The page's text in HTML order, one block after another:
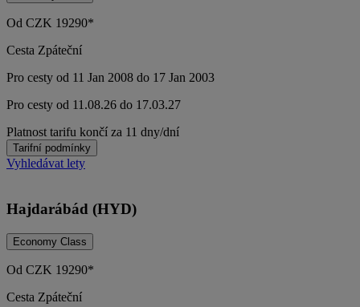
Od CZK 19290*
Cesta Zpáteční
Pro cesty od 11 Jan 2008 do 17 Jan 2003
Pro cesty od 11.08.26 do 17.03.27
Platnost tarifu končí za 11 dny/dní
Tarifní podmínky
Vyhledávat lety
Hajdarábád (HYD)
Economy Class
Od CZK 19290*
Cesta Zpáteční